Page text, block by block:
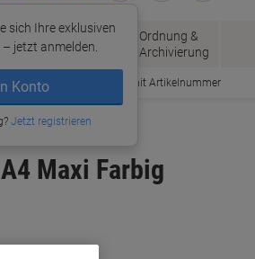
sich Ihre exklusiven
jetzt anmelden.
Konto
Jetzt registrieren
Bürobedarf
Ordnung &
Archivierung
Bestellen mit Artikelnummer
Maxi Farbig